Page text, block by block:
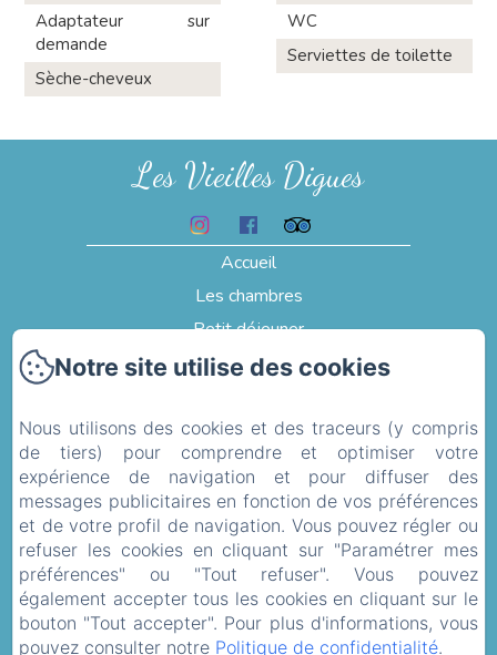
Adaptateur sur
demande
Sèche-cheveux
WC
Serviettes de toilette
Les Vieilles Digues
Accueil
Les chambres
Petit déjeuner
Témoignages
Activités et visites
Contact
Politique de confidentialité
Informations légales
Informations sur les cookies
Conditions Générales de Vente
Notre site utilise des cookies
Nous utilisons des cookies et des traceurs (y compris
de tiers) pour comprendre et optimiser votre
expérience de navigation et pour diffuser des
messages publicitaires en fonction de vos préférences
et de votre profil de navigation. Vous pouvez régler ou
refuser les cookies en cliquant sur "Paramétrer mes
préférences" ou "Tout refuser". Vous pouvez
également accepter tous les cookies en cliquant sur le
bouton "Tout accepter". Pour plus d'informations, vous
pouvez consulter notre Politique de confidentialité.